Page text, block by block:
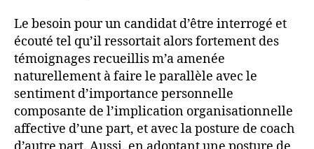
Le besoin pour un candidat d’être interrogé et
écouté tel qu’il ressortait alors fortement des
témoignages recueillis m’a amenée
naturellement à faire le parallèle avec le
sentiment d’importance personnelle
composante de l’implication organisationnelle
affective d’une part, et avec la posture de coach